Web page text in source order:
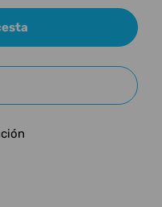
ATTACK DECAY
Harmonix